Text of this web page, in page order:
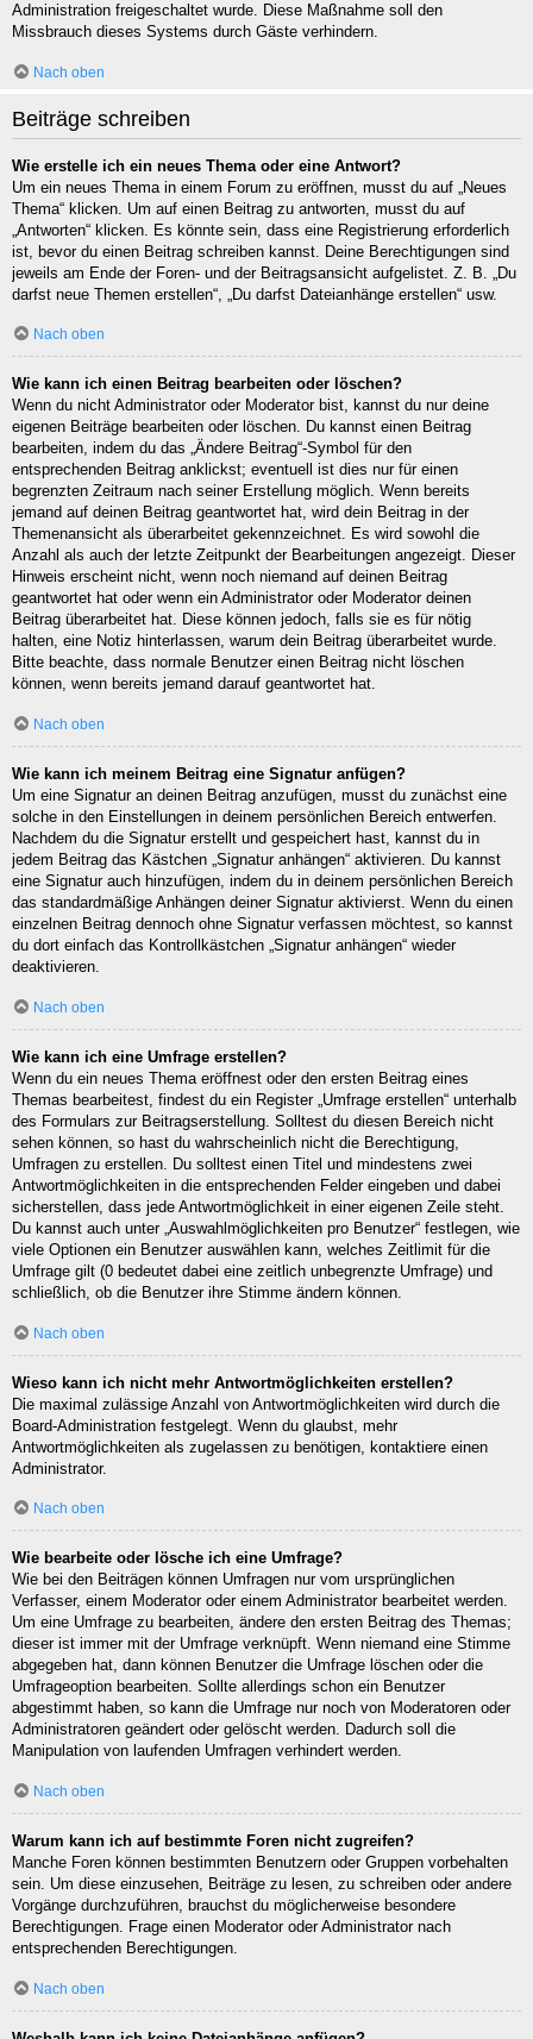
Administration freigeschaltet wurde. Diese Maßnahme soll den
Missbrauch dieses Systems durch Gäste verhindern.
Nach oben
Beiträge schreiben
Wie erstelle ich ein neues Thema oder eine Antwort?
Um ein neues Thema in einem Forum zu eröffnen, musst du auf „Neues
Thema“ klicken. Um auf einen Beitrag zu antworten, musst du auf
„Antworten“ klicken. Es könnte sein, dass eine Registrierung erforderlich
ist, bevor du einen Beitrag schreiben kannst. Deine Berechtigungen sind
jeweils am Ende der Foren- und der Beitragsansicht aufgelistet. Z. B. „Du
darfst neue Themen erstellen“, „Du darfst Dateianhänge erstellen“ usw.
Nach oben
Wie kann ich einen Beitrag bearbeiten oder löschen?
Wenn du nicht Administrator oder Moderator bist, kannst du nur deine
eigenen Beiträge bearbeiten oder löschen. Du kannst einen Beitrag
bearbeiten, indem du das „Ändere Beitrag“-Symbol für den
entsprechenden Beitrag anklickst; eventuell ist dies nur für einen
begrenzten Zeitraum nach seiner Erstellung möglich. Wenn bereits
jemand auf deinen Beitrag geantwortet hat, wird dein Beitrag in der
Themenansicht als überarbeitet gekennzeichnet. Es wird sowohl die
Anzahl als auch der letzte Zeitpunkt der Bearbeitungen angezeigt. Dieser
Hinweis erscheint nicht, wenn noch niemand auf deinen Beitrag
geantwortet hat oder wenn ein Administrator oder Moderator deinen
Beitrag überarbeitet hat. Diese können jedoch, falls sie es für nötig
halten, eine Notiz hinterlassen, warum dein Beitrag überarbeitet wurde.
Bitte beachte, dass normale Benutzer einen Beitrag nicht löschen
können, wenn bereits jemand darauf geantwortet hat.
Nach oben
Wie kann ich meinem Beitrag eine Signatur anfügen?
Um eine Signatur an deinen Beitrag anzufügen, musst du zunächst eine
solche in den Einstellungen in deinem persönlichen Bereich entwerfen.
Nachdem du die Signatur erstellt und gespeichert hast, kannst du in
jedem Beitrag das Kästchen „Signatur anhängen“ aktivieren. Du kannst
eine Signatur auch hinzufügen, indem du in deinem persönlichen Bereich
das standardmäßige Anhängen deiner Signatur aktivierst. Wenn du einen
einzelnen Beitrag dennoch ohne Signatur verfassen möchtest, so kannst
du dort einfach das Kontrollkästchen „Signatur anhängen“ wieder
deaktivieren.
Nach oben
Wie kann ich eine Umfrage erstellen?
Wenn du ein neues Thema eröffnest oder den ersten Beitrag eines
Themas bearbeitest, findest du ein Register „Umfrage erstellen“ unterhalb
des Formulars zur Beitragserstellung. Solltest du diesen Bereich nicht
sehen können, so hast du wahrscheinlich nicht die Berechtigung,
Umfragen zu erstellen. Du solltest einen Titel und mindestens zwei
Antwortmöglichkeiten in die entsprechenden Felder eingeben und dabei
sicherstellen, dass jede Antwortmöglichkeit in einer eigenen Zeile steht.
Du kannst auch unter „Auswahlmöglichkeiten pro Benutzer“ festlegen, wie
viele Optionen ein Benutzer auswählen kann, welches Zeitlimit für die
Umfrage gilt (0 bedeutet dabei eine zeitlich unbegrenzte Umfrage) und
schließlich, ob die Benutzer ihre Stimme ändern können.
Nach oben
Wieso kann ich nicht mehr Antwortmöglichkeiten erstellen?
Die maximal zulässige Anzahl von Antwortmöglichkeiten wird durch die
Board-Administration festgelegt. Wenn du glaubst, mehr
Antwortmöglichkeiten als zugelassen zu benötigen, kontaktiere einen
Administrator.
Nach oben
Wie bearbeite oder lösche ich eine Umfrage?
Wie bei den Beiträgen können Umfragen nur vom ursprünglichen
Verfasser, einem Moderator oder einem Administrator bearbeitet werden.
Um eine Umfrage zu bearbeiten, ändere den ersten Beitrag des Themas;
dieser ist immer mit der Umfrage verknüpft. Wenn niemand eine Stimme
abgegeben hat, dann können Benutzer die Umfrage löschen oder die
Umfrageoption bearbeiten. Sollte allerdings schon ein Benutzer
abgestimmt haben, so kann die Umfrage nur noch von Moderatoren oder
Administratoren geändert oder gelöscht werden. Dadurch soll die
Manipulation von laufenden Umfragen verhindert werden.
Nach oben
Warum kann ich auf bestimmte Foren nicht zugreifen?
Manche Foren können bestimmten Benutzern oder Gruppen vorbehalten
sein. Um diese einzusehen, Beiträge zu lesen, zu schreiben oder andere
Vorgänge durchzuführen, brauchst du möglicherweise besondere
Berechtigungen. Frage einen Moderator oder Administrator nach
entsprechenden Berechtigungen.
Nach oben